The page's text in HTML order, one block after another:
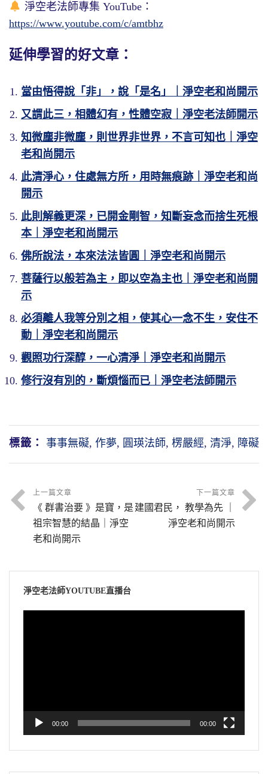
淨空老法師專集 YouTube：
https://www.youtube.com/c/amtbhz
延伸學習的好文章：
當由悟得說「非」，說「是名」｜淨空老和尚開示
又謂此三，相體幻有，性體空寂｜淨空老法師開示
知微塵非微塵，則世界非世界，不言可知也｜淨空
老和尚開示
此清淨心，住處無方所，用時無痕跡｜淨空老和尚
開示
此則解義更深，已開金剛智，知斷妄念而捨生死根
本｜淨空老和尚開示
佛所說法，本來法法皆圓｜淨空老和尚開示
菩薩行以般若為主，即以空為主也｜淨空老和尚開
示
必須離人我等分別之相，使其心一念不生，安住不
動｜淨空老和尚開示
觀照功行深醇，一心清淨｜淨空老和尚開示
修行沒有別的，斷煩惱而已｜淨空老法師開示
標籤： 事事無礙, 作夢, 圓瑛法師, 楞嚴經, 清淨, 障礙
上一篇文章
《 群書治要 》是寶，是
祖宗智慧的結晶｜淨空
老和尚開示
下一篇文章
建國君民， 教學為先 ｜
淨空老和尚開示
淨空老法師YOUTUBE直播台
00:00 00:00